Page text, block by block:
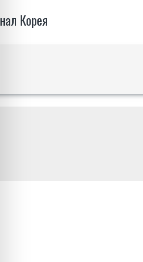
Корея